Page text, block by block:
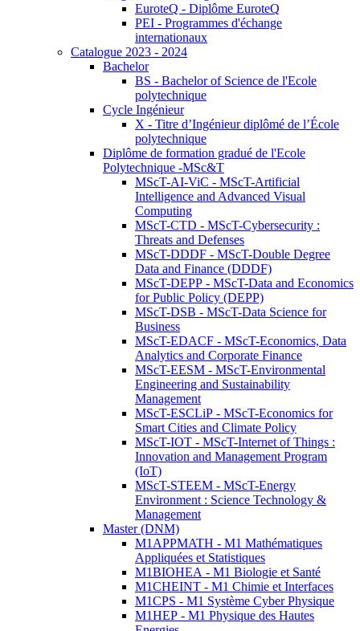
EuroteQ - Diplôme EuroteQ
PEI - Programmes d'échange
internationaux
Catalogue 2023 - 2024
Bachelor
BS - Bachelor of Science de l'Ecole
polytechnique
Cycle Ingénieur
X - Titre d’Ingénieur diplômé de l’École
polytechnique
Diplôme de formation gradué de l'Ecole
Polytechnique -MSc&T
MScT-AI-ViC - MScT-Artificial
Intelligence and Advanced Visual
Computing
MScT-CTD - MScT-Cybersecurity :
Threats and Defenses
MScT-DDDF - MScT-Double Degree
Data and Finance (DDDF)
MScT-DEPP - MScT-Data and Economics
for Public Policy (DEPP)
MScT-DSB - MScT-Data Science for
Business
MScT-EDACF - MScT-Economics, Data
Analytics and Corporate Finance
MScT-EESM - MScT-Environmental
Engineering and Sustainability
Management
MScT-ESCLiP - MScT-Economics for
Smart Cities and Climate Policy
MScT-IOT - MScT-Internet of Things :
Innovation and Management Program
(IoT)
MScT-STEEM - MScT-Energy
Environment : Science Technology &
Management
Master (DNM)
M1APPMATH - M1 Mathématiques
Appliquées et Statistiques
M1BIOHEA - M1 Biologie et Santé
M1CHEINT - M1 Chimie et Interfaces
M1CPS - M1 Système Cyber Physique
M1HEP - M1 Physique des Hautes